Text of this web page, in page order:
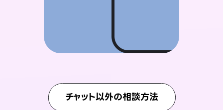
チャット以外の相談方法